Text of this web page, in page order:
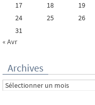
17
18 19
24
25 26
31
« Avr
Archives
Archives